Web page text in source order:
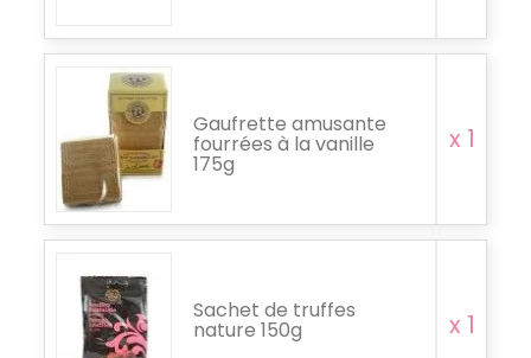
Gaufrette amusante
fourrées à la vanille
175g
x 1
Sachet de truffes
nature 150g x 1